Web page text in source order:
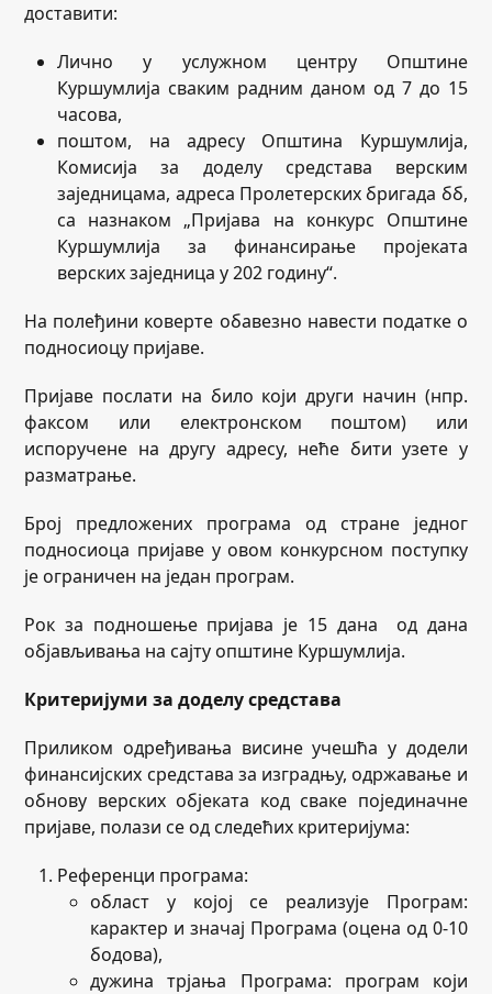
доставити:
Лично у услужном центру Општине
Куршумлија сваким радним даном од 7 до 15
часова,
поштом, на адресу Општина Куршумлија,
Комисија за доделу средстава верским
заједницама, адреса Пролетерских бригада бб,
са назнаком „Пријава на конкурс Општине
Куршумлија за финансирање пројеката
верских заједница у 202 годину“.
На полеђини коверте обавезно навести податке о
подносиоцу пријаве.
Пријаве послати на било који други начин (нпр.
факсом или електронском поштом) или
испоручене на другу адресу, неће бити узете у
разматрање.
Број предложених програма од стране једног
подносиоца пријаве у овом конкурсном поступку
је ограничен на један програм.
Рок за подношење пријава је 15 дана од дана
објављивања на сајту општине Куршумлија.
Критеријуми за доделу средстава
Приликом одређивања висине учешћа у додели
финансијских средстава за изградњу, одржавање и
обнову верских објеката код сваке појединачне
пријаве, полази се од следећих критеријума:
Референци програма:
област у којој се реализује Програм:
карактер и значај Програма (оцена од 0-10
бодова),
дужина трјања Програма: програм који